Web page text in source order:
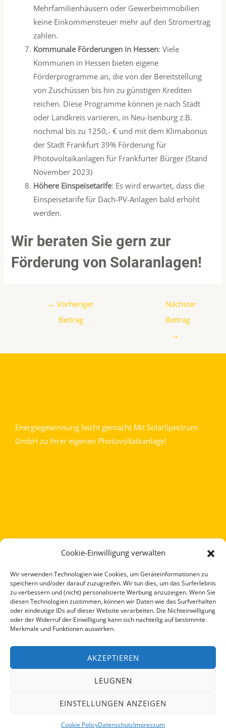
Cookie-Einwilligung verwalten
Wir verwenden Technologien wie Cookies, um Geräteinformationen zu
speichern und/oder darauf zuzugreifen. Wir tun dies, um das Surferlebnis
zu verbessern und (nicht) personalisierte Werbung anzuzeigen. Wenn Sie
diesen Technologien zustimmen, können wir Daten wie das Surfverhalten
oder eindeutige IDs auf dieser Website verarbeiten. Die Nichteinwilligung
oder der Widerruf der Einwilligung kann sich nachteilig auf bestimmte
Merkmale und Funktionen auswirken.
AKZEPTIEREN
LEUGNEN
EINSTELLUNGEN ANZEIGEN
Cookie PolicyDatenschutzImpressum
Mehrfamilienhäusern oder Gewerbeimmobilien
keine Einkommensteuer mehr auf den Stromertrag
zahlen.
Kommunale Förderungen in Hessen: Viele
Kommunen in Hessen bieten eigene
Förderprogramme an, die von der Bereitstellung
von Zuschüssen bis hin zu günstigen Krediten
reichen. Diese Programme können je nach Stadt
oder Landkreis variieren, in Neu-Isenburg z.B.
nochmal bis zu 1250,- € und mit dem Klimabonus
der Stadt Frankfurt 39% Förderung für
Photovoltaikanlagen für Frankfurter Bürger (Stand
November 2023)
Höhere Einspeisetarife: Es wird erwartet, dass die
Einspeisetarife für Dach-PV-Anlagen bald erhöht
werden.
Wir beraten Sie gern zur
Förderung von Solaranlagen!
← Vorheriger
Beitrag
Nächster
Beitrag
→
Energiegewinnung leicht gemacht Mit SolarSpectrum
GmbH zu Ihrer eigenen Photovoltaikanlage!
service 9
Cookie Policy (EU)
Copyright © 2026 SolarSpectrum - Photovoltaik - Smart
Home - Wärmeerzeugung - E-Mobilität
Links
Solar
Über uns
Unser Service
Impressum
Datenschutz